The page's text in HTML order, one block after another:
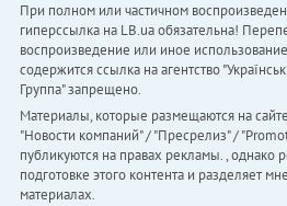
При полном или частичном
гиперссылка на LB.ua обязательна!
воспроизведение или иное
содержится ссылка на агентство
Группа" запрещено.
Материалы, которые размещаются на
"Новости компаний" / "Пресрелиз" /
публикуются на правах рекламы. , однако
подготовке этого контента и разделяет
материалах.